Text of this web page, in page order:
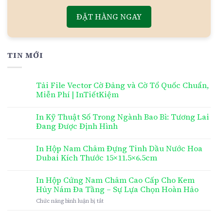
ĐẶT HÀNG NGAY
TIN MỚI
Tải File Vector Cờ Đảng và Cờ Tổ Quốc Chuẩn,
Miễn Phí | InTiếtKiệm
In Kỹ Thuật Số Trong Ngành Bao Bì: Tương Lai
Đang Được Định Hình
In Hộp Nam Châm Đựng Tinh Dầu Nước Hoa
Dubai Kích Thước 15×11.5×6.5cm
In Hộp Cứng Nam Châm Cao Cấp Cho Kem
Hủy Nám Đa Tầng – Sự Lựa Chọn Hoàn Hảo
Chức năng bình luận bị tắtở